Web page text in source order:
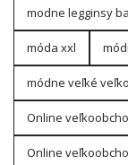
modne legginsy
móda xxl
módne veľké
Online
Online